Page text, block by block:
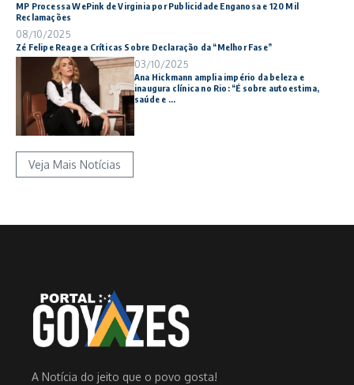
MP Processa WePink de Virginia por Publicidade Enganosa e 120 Mil
Reclamações
08/10/2025
Zé Felipe Reage a Críticas Sobre Declaração da “Melhor Fase”
03/10/2025
Ana Hickmann amplia império da beleza e
inaugura clínica no Rio: “É sobre autoestima,
saúde e ...
Veja Mais Notícias
A Notícia do jeito que o povo gosta!